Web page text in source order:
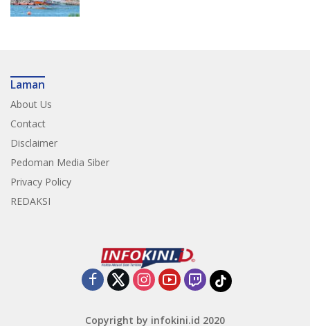
Laman
About Us
Contact
Disclaimer
Pedoman Media Siber
Privacy Policy
REDAKSI
Copyright by infokini.id 2020